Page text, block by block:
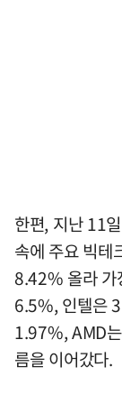
한편, 지난 11
속에 주요 빅테
8.42% 올라 가
6.5%, 인텔은
1.97%, AMD
름을 이어갔다.